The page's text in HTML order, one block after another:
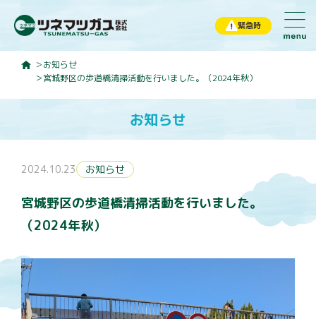
緊急時
ホーム
ガス工事・販売
住宅設備工事・設置
住宅リフォーム
お知らせ
宮城野区の歩道橋清掃活動を行いました。（2024年秋）
お知らせ
2024.10.23 お知らせ
宮城野区の歩道橋清掃活動を行いました。
（2024年秋）